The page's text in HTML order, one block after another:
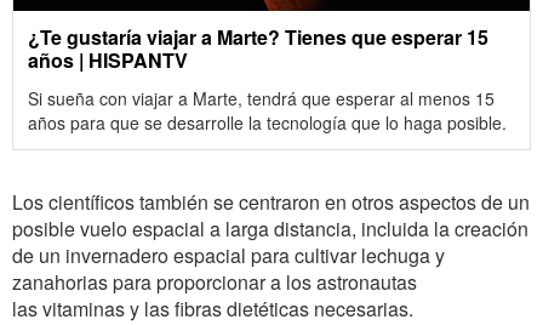
¿Te gustaría viajar a Marte? Tienes que esperar 15
años | HISPANTV
Si sueña con viajar a Marte, tendrá que esperar al menos 15
años para que se desarrolle la tecnología que lo haga posible.
Los científicos también se centraron en otros aspectos de un
posible vuelo espacial a larga distancia, incluida la creación
de un invernadero espacial para cultivar lechuga y
zanahorias para proporcionar a los astronautas
las vitaminas y las fibras dietéticas necesarias.